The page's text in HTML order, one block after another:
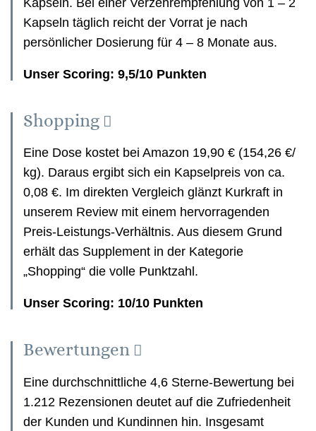
Kapseln täglich reicht der Vorrat je nach
persönlicher Dosierung für 4 – 8 Monate aus.
Unser Scoring: 9,5/10 Punkten
Shopping
Eine Dose kostet bei Amazon 19,90 € (154,26 €/
kg). Daraus ergibt sich ein Kapselpreis von ca.
0,08 €. Im direkten Vergleich glänzt Kurkraft in
unserem Review mit einem hervorragenden
Preis-Leistungs-Verhältnis. Aus diesem Grund
erhält das Supplement in der Kategorie
„Shopping“ die volle Punktzahl.
Unser Scoring: 10/10 Punkten
Bewertungen
Eine durchschnittliche 4,6 Sterne-Bewertung bei
1.212 Rezensionen deutet auf die Zufriedenheit
der Kunden und Kundinnen hin. Insgesamt